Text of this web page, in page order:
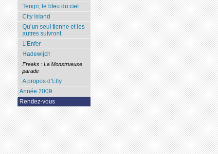
Tengri, le bleu du ciel
City Island
Qu’un seul tienne et les
autres suivront
L’Enfer
Hadewijch
Freaks : La Monstrueuse
parade
A propos d’Elly
Année 2009
Rendez-vous